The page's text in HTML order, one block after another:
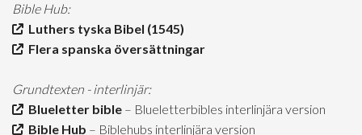
Bible Hub:
Luthers tyska Bibel (1545)
Flera spanska översättningar
Grundtexten - interlinjär:
Blueletter bible – Blueletterbibles interlinjära version
Bible Hub – Biblehubs interlinjära version